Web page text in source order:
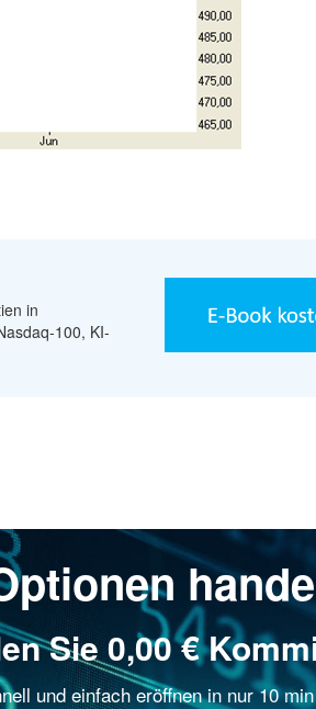
in
100, KI-
Sie 0,00 €
und einfach eröffnen in nur 10 min